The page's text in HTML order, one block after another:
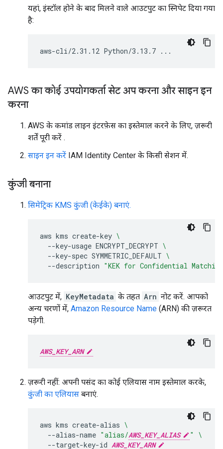
यहां, इंस्टॉल होने के बाद मिलने वाले आउटपुट का स्निपेट दिया गया
है:
AWS का कोई उपयोगकर्ता सेट अप करना और साइन इन
करना
AWS के कमांड लाइन इंटरफ़ेस का इस्तेमाल करने के लिए, ज़रूरी
शर्तें पूरी करें .
साइन इन करें IAM Identity Center के किसी सेशन में.
कुंजी बनाना
सिमेट्रिक KMS कुंजी (केईके) बनाएं.
aws kms create-key \
--key-usage ENCRYPT_DECRYPT \
--key-spec SYMMETRIC_DEFAULT \
--description "KEK for Confidential
आउटपुट में, KeyMetadata के तहत Arn नोट करें. आपको
अन्य चरणों में, Amazon Resource Name (ARN) की ज़रूरत
पड़ेगी.
AWS_KEY_ARN
ज़रूरी नहीं: अपनी पसंद का कोई एलियास नाम इस्तेमाल करके,
कुंजी का एलियास बनाएं.
aws kms create-alias \
--alias-name "alias/AWS_KEY_ALIAS "
\
--target-key-id AWS_KEY_ARN